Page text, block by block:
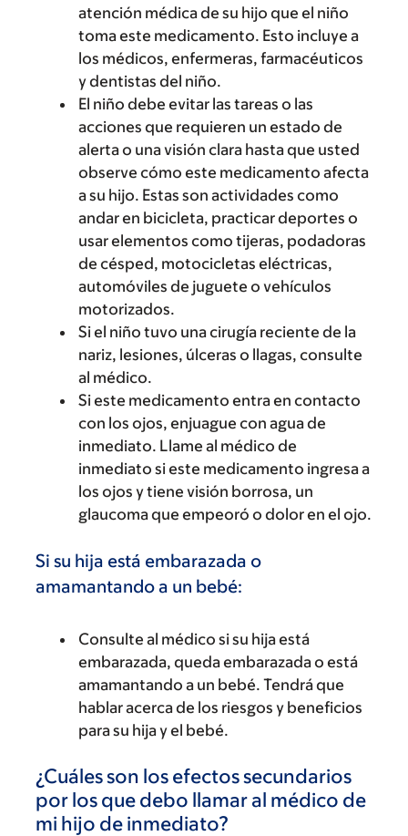
atención médica de su hijo que el niño
toma este medicamento. Esto incluye a
los médicos, enfermeras, farmacéuticos
y dentistas del niño.
El niño debe evitar las tareas o las
acciones que requieren un estado de
alerta o una visión clara hasta que usted
observe cómo este medicamento afecta
a su hijo. Estas son actividades como
andar en bicicleta, practicar deportes o
usar elementos como tijeras, podadoras
de césped, motocicletas eléctricas,
automóviles de juguete o vehículos
motorizados.
Si el niño tuvo una cirugía reciente de la
nariz, lesiones, úlceras o llagas, consulte
al médico.
Si este medicamento entra en contacto
con los ojos, enjuague con agua de
inmediato. Llame al médico de
inmediato si este medicamento ingresa a
los ojos y tiene visión borrosa, un
glaucoma que empeoró o dolor en el ojo.
Si su hija está embarazada o
amamantando a un bebé:
Consulte al médico si su hija está
embarazada, queda embarazada o está
amamantando a un bebé. Tendrá que
hablar acerca de los riesgos y beneficios
para su hija y el bebé.
¿Cuáles son los efectos secundarios
por los que debo llamar al médico de
mi hijo de inmediato?